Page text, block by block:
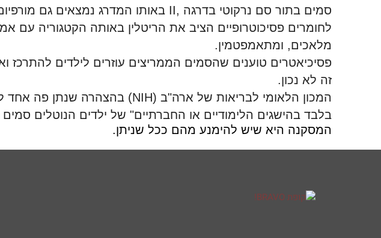
סמים בתור סם נרקוטי בדרגה II, באותו המדרג נמצאים גם
לחומרים פסיכוטרופיים הציב את הריטלין באותה הקטגוריה עם
מלאכים, ומתאמפטמין.
פסיכיאטרים טוענים שהסמים הממריצים עוזרים לילדים
זה לא נכון.
המכון הלאומי לבריאות של ארה"ב (NIH) בהצהרה שנתן פה אחד
בלבד בהישגים הלימודיים או החברתיים" של ילדים הנוטלים
המסקנה היא שיש להימנע מהם ככל שניתן.